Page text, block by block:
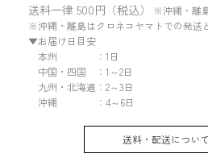
送料一律 500円（税込）
※沖縄・離
※沖縄・離島はクロネコヤマトでの発送
▼お届け日目安
本州 ：1日
中国・四国 ：1～2日
九州・北海道：2～3日
沖縄 ：4～6日
送料・配送につい